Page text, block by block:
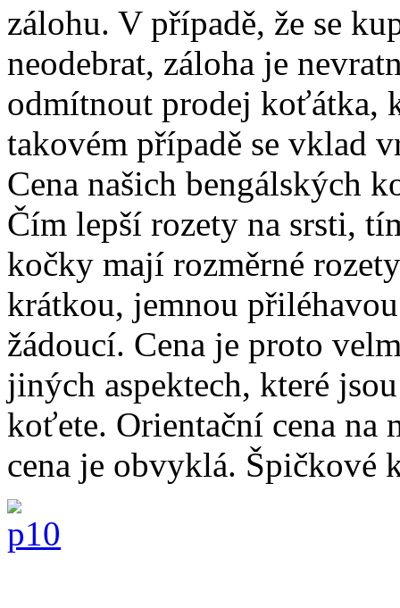
zálohu. V případě, že se
neodebrat, záloha je
odmítnout prodej koťátka,
takovém případě se vklad
Cena našich bengálských
Čím lepší rozety na srsti,
kočky mají rozměrné
krátkou, jemnou
žádoucí. Cena je proto
jiných aspektech, které
koťete. Orientační cena na
cena je obvyklá. Špičkové